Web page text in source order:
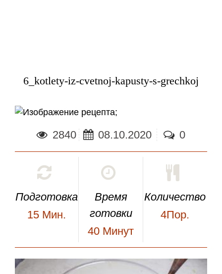
6_kotlety-iz-cvetnoj-kapusty-s-grechkoj
;
2840 08.10.2020 0
Подготовка
15 Мин.
Время
готовки
40 Минут
Количество
4Пор.